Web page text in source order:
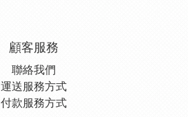
顧客服務
聯絡我們
運送服務方式
付款服務方式